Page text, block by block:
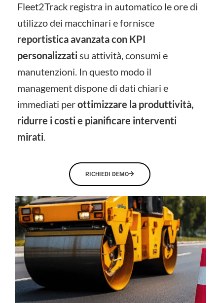
Fleet2Track registra in automatico le ore di
utilizzo dei macchinari e fornisce
reportistica avanzata con KPI
personalizzatisu attività, consumi e
manutenzioni. In questo modo il
management dispone di dati chiari e
immediati perottimizzare la produttività,
ridurre i costi e pianificare interventi
mirati.
RICHIEDI DEMO